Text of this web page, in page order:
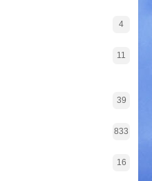
4
11
39
833
16